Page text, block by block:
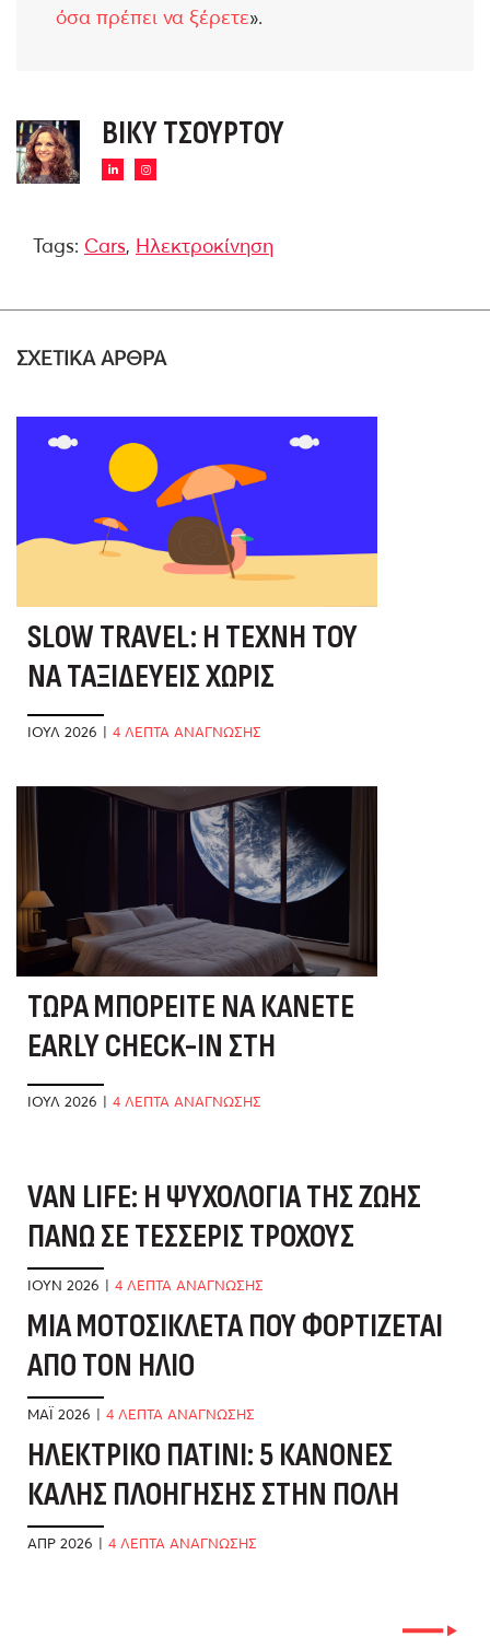
όσα πρέπει να ξέρετε».
ΒΊΚΥ ΤΣΟΎΡΤΟΥ
Tags: Cars, Ηλεκτροκίνηση
ΣΧΕΤΙΚΑ ΑΡΘΡΑ
SLOW TRAVEL: Η ΤΈΧΝΗ ΤΟΥ
ΝΑ ΤΑΞΙΔΕΎΕΙΣ ΧΩΡΊΣ
ΒΙΑΣΎΝΗ
ΙΟΎΛ 2026 | 4 ΛΕΠΤΑ ΑΝΑΓΝΩΣΗΣ
ΤΏΡΑ ΜΠΟΡΕΊΤΕ ΝΑ ΚΆΝΕΤΕ
EARLY CHECK-IN ΣΤΗ
ΣΕΛΉΝΗ
ΙΟΎΛ 2026 | 4 ΛΕΠΤΑ ΑΝΑΓΝΩΣΗΣ
VAN LIFE: Η ΨΥΧΟΛΟΓΊΑ ΤΗΣ ΖΩΉΣ
ΠΆΝΩ ΣΕ ΤΈΣΣΕΡΙΣ ΤΡΟΧΟΎΣ
ΙΟΎΝ 2026 | 4 ΛΕΠΤΑ ΑΝΑΓΝΩΣΗΣ
ΜΊΑ ΜΟΤΟΣΙΚΛΈΤΑ ΠΟΥ ΦΟΡΤΊΖΕΤΑΙ
ΑΠΌ ΤΟΝ ΉΛΙΟ
ΜΆΙ 2026 | 4 ΛΕΠΤΑ ΑΝΑΓΝΩΣΗΣ
ΗΛΕΚΤΡΙΚΌ ΠΑΤΊΝΙ: 5 ΚΑΝΌΝΕΣ
ΚΑΛΉΣ ΠΛΟΉΓΗΣΗΣ ΣΤΗΝ ΠΌΛΗ
ΑΠΡ 2026 | 4 ΛΕΠΤΑ ΑΝΑΓΝΩΣΗΣ